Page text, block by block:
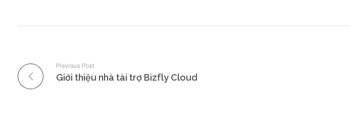
Previous Post
Giới thiệu nhà tài trợ Bizfly Cloud